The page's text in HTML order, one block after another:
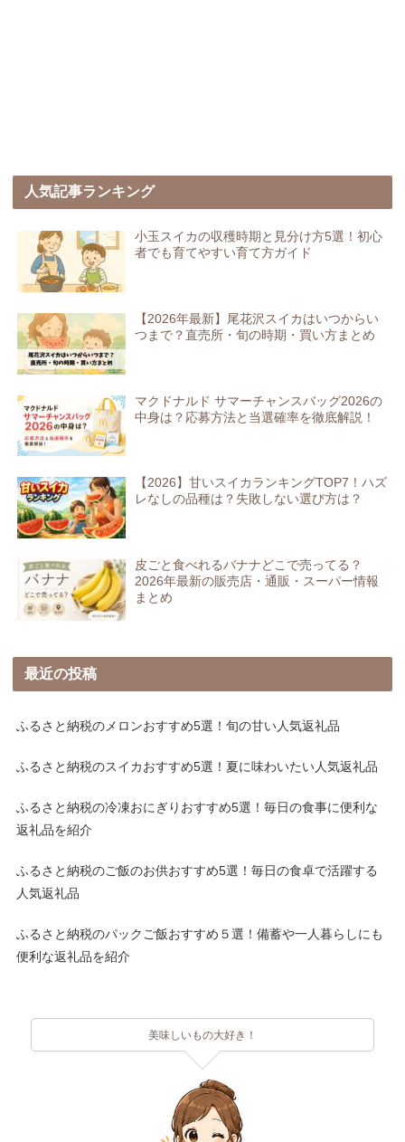
人気記事ランキング
小玉スイカの収穫時期と見分け方5選！初心
者でも育てやすい育て方ガイド
【2026年最新】尾花沢スイカはいつからい
つまで？直売所・旬の時期・買い方まとめ
マクドナルド サマーチャンスバッグ2026の
中身は？応募方法と当選確率を徹底解説！
【2026】甘いスイカランキングTOP7！ハズ
レなしの品種は？失敗しない選び方は？
皮ごと食べれるバナナどこで売ってる？
2026年最新の販売店・通販・スーパー情報
まとめ
最近の投稿
ふるさと納税のメロンおすすめ5選！旬の甘い人気返礼品
ふるさと納税のスイカおすすめ5選！夏に味わいたい人気返礼品
ふるさと納税の冷凍おにぎりおすすめ5選！毎日の食事に便利な
返礼品を紹介
ふるさと納税のご飯のお供おすすめ5選！毎日の食卓で活躍する
人気返礼品
ふるさと納税のパックご飯おすすめ５選！備蓄や一人暮らしにも
便利な返礼品を紹介
美味しいもの大好き！